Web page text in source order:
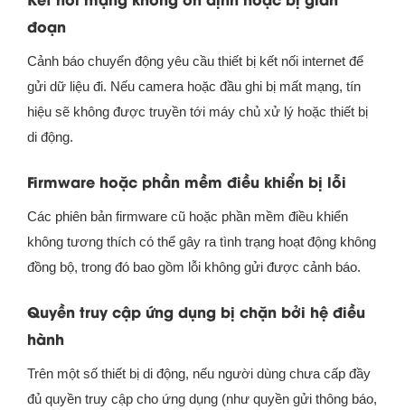
đoạn
Cảnh báo chuyển động yêu cầu thiết bị kết nối internet để
gửi dữ liệu đi. Nếu camera hoặc đầu ghi bị mất mạng, tín
hiệu sẽ không được truyền tới máy chủ xử lý hoặc thiết bị
di động.
Firmware hoặc phần mềm điều khiển bị lỗi
Các phiên bản firmware cũ hoặc phần mềm điều khiển
không tương thích có thể gây ra tình trạng hoạt động không
đồng bộ, trong đó bao gồm lỗi không gửi được cảnh báo.
Quyền truy cập ứng dụng bị chặn bởi hệ điều
hành
Trên một số thiết bị di động, nếu người dùng chưa cấp đầy
đủ quyền truy cập cho ứng dụng (như quyền gửi thông báo,